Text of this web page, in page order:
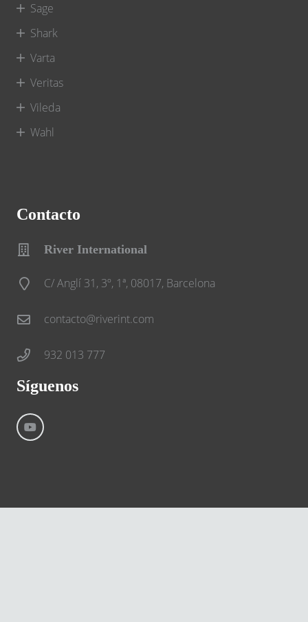
Sage
Shark
Varta
Veritas
Vileda
Wahl
Contacto
River International
C/ Anglí 31, 3º, 1ª, 08017, Barcelona
contacto@riverint.com
932 013 777
Síguenos